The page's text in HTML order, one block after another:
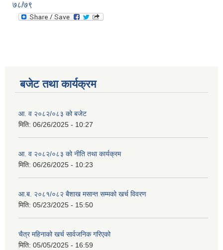
७८/७९
बजेट तथा कार्यक्रम
आ. व २०८२/०८३ को बजेट
मिति: 06/26/2025 - 10:27
आ. व २०८२/०८३ को नीति तथा कार्यक्रम
मिति: 06/26/2025 - 10:23
आ.ब. २०८१/०८२ बैशाख मसान्त सम्मको खर्च विवरण
मिति: 05/23/2025 - 15:50
चैत्र महिनाको खर्च सार्वजनिक गरिएको
मिति: 05/05/2025 - 16:59